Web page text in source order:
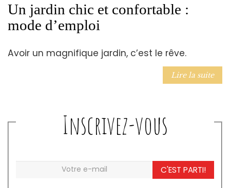
Un jardin chic et confortable :
mode d’emploi
Avoir un magnifique jardin, c’est le rêve.
Lire la suite
Inscrivez-vous
C'EST PARTI!